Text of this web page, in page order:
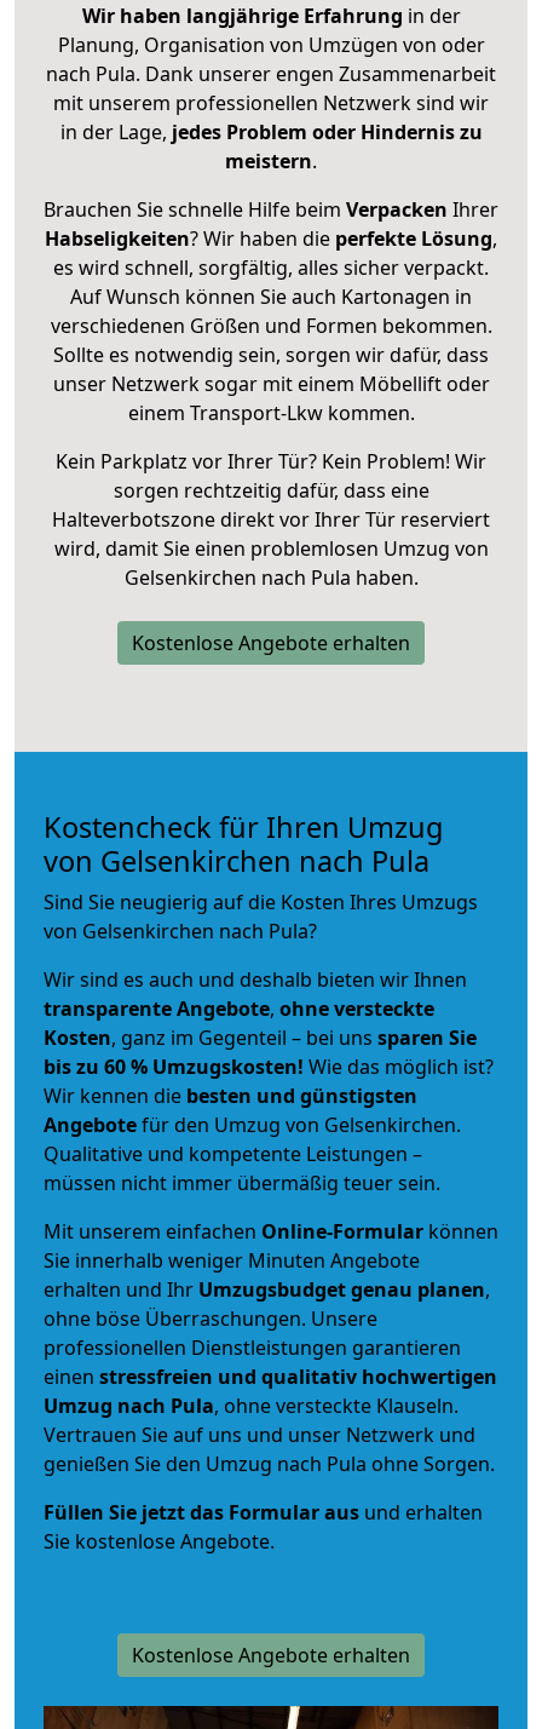
Wir haben langjährige Erfahrung in der
Planung, Organisation von Umzügen von oder
nach Pula. Dank unserer engen Zusammenarbeit
mit unserem professionellen Netzwerk sind wir
in der Lage, jedes Problem oder Hindernis zu
meistern.
Brauchen Sie schnelle Hilfe beim Verpacken Ihrer
Habseligkeiten? Wir haben die perfekte Lösung,
es wird schnell, sorgfältig, alles sicher verpackt.
Auf Wunsch können Sie auch Kartonagen in
verschiedenen Größen und Formen bekommen.
Sollte es notwendig sein, sorgen wir dafür, dass
unser Netzwerk sogar mit einem Möbellift oder
einem Transport-Lkw kommen.
Kein Parkplatz vor Ihrer Tür? Kein Problem! Wir
sorgen rechtzeitig dafür, dass eine
Halteverbotszone direkt vor Ihrer Tür reserviert
wird, damit Sie einen problemlosen Umzug von
Gelsenkirchen nach Pula haben.
Kostenlose Angebote erhalten
Kostencheck für Ihren Umzug
von Gelsenkirchen nach Pula
Sind Sie neugierig auf die Kosten Ihres Umzugs
von Gelsenkirchen nach Pula?
Wir sind es auch und deshalb bieten wir Ihnen
transparente Angebote, ohne versteckte
Kosten, ganz im Gegenteil – bei uns sparen Sie
bis zu 60 % Umzugskosten! Wie das möglich ist?
Wir kennen die besten und günstigsten
Angebotefür den Umzug von Gelsenkirchen.
Qualitative und kompetente Leistungen –
müssen nicht immer übermäßig teuer sein.
Mit unserem einfachen Online-Formular können
Sie innerhalb weniger Minuten Angebote
erhalten und Ihr Umzugsbudgetgenau planen,
ohne böse Überraschungen. Unsere
professionellen Dienstleistungen garantieren
einen stressfreien und qualitativ hochwertigen
Umzug nach Pula, ohne versteckte Klauseln.
Vertrauen Sie auf uns und unser Netzwerk und
genießen Sie den Umzug nach Pula ohne Sorgen.
Füllen Sie jetzt das Formular aus und erhalten
Sie kostenlose Angebote.
Kostenlose Angebote erhalten